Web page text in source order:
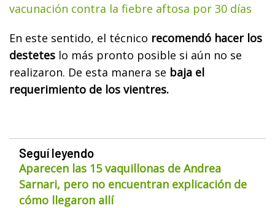
vacunación contra la fiebre aftosa por 30 días
En este sentido, el técnico recomendó hacer los
destetes lo más pronto posible si aún no se
realizaron. De esta manera se baja el
requerimiento de los vientres.
Seguí leyendo
Aparecen las 15 vaquillonas de Andrea
Sarnari, pero no encuentran explicación de
cómo llegaron allí